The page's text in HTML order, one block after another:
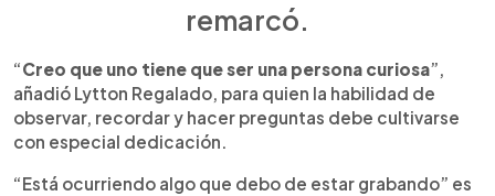
remarcó.
“Creo que uno tiene que ser una persona curiosa”,
añadió Lytton Regalado, para quien la habilidad de
observar, recordar y hacer preguntas debe cultivarse
con especial dedicación.
“Está ocurriendo algo que debo de estar grabando” es